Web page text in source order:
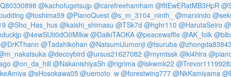
@kachofugetsujp @carefreehamham @fltEwERatMB3HpR
@toshima59 @PianoQuest @s_m_3104_ninth_ @marxindo
@Sho_Has_hus @kaishi_shimasu @TSk7d @hghr110 @HarutaSeiro
@4ewSUti0dO0MIkw @DaikiTAOKA @peacewaffle @AK_folk
@DrKThann @Tadahikohan @NatsumiJumonji @tsuruba
@decoybird @ursus21627082 @mymtssk @ki4hira
@on_da_hill @NakanishiyaSh @rigrima @iskwmk22
@sHosokawa05 @uemoto_w @forestwing777 @NkKamiyama